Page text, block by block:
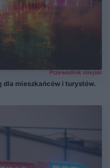
Przewodnik miejski
dla mieszkańców i turystów.